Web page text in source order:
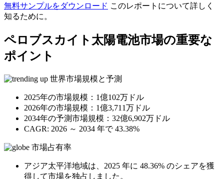
無料サンプルをダウンロード このレポートについて詳しく
知るために。
ペロブスカイト太陽電池市場の重要な
ポイント
世界市場規模と予測
2025年の市場規模：1億102万ドル
2026年の市場規模：1億3,711万ドル
2034年の予測市場規模：32億6,902万ドル
CAGR: 2026 ～ 2034 年で 43.38%
市場占有率
アジア太平洋地域は、2025 年に 48.36% のシェアを獲
得して市場を独占しました。